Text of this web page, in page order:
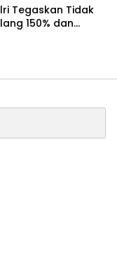
Tegaskan Tidak
150% dan